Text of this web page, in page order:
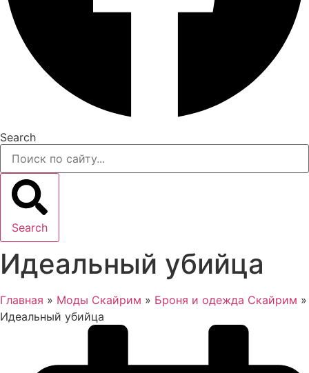
Search
Search
Идеальный убийца
Главная » Моды Скайрим » Броня и одежда Скайрим »
Идеальный убийца